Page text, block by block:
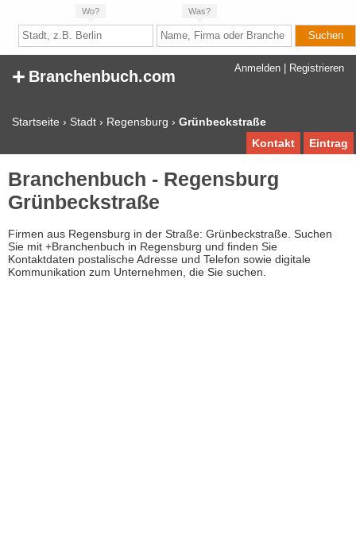
Wo? Was?
Anmelden Registrieren
+ Branchenbuch.com
Startseite › Stadt › Regensburg › Grünbeckstraße
Eintrag
Kontakt
Branchenbuch - Regensburg
Grünbeckstraße
Firmen aus Regensburg in der Straße: Grünbeckstraße. Suchen
Sie mit +Branchenbuch in Regensburg und finden Sie
Kontaktdaten postalische Adresse und Telefon sowie digitale
Kommunikation zum Unternehmen, die Sie suchen.